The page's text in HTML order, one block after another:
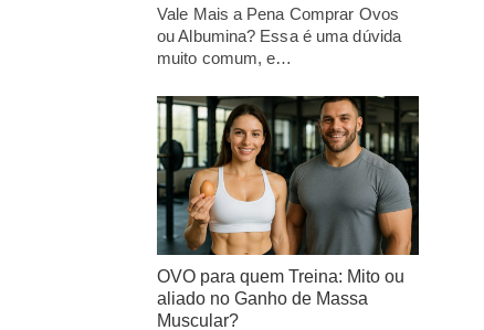
Vale Mais a Pena Comprar Ovos
ou Albumina? Essa é uma dúvida
muito comum, e…
OVO para quem Treina: Mito ou
aliado no Ganho de Massa
Muscular?